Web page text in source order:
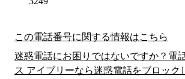
この電話番号に関する情報はこちら
迷惑電話にお困りではないですか？電
ス アイブリーなら迷惑電話をブロック